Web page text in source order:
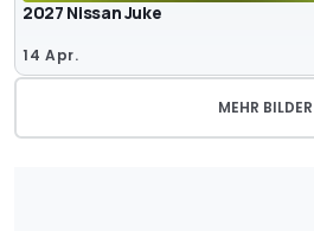
2027 Nissan Juke
14 Apr.
MEHR BILDER